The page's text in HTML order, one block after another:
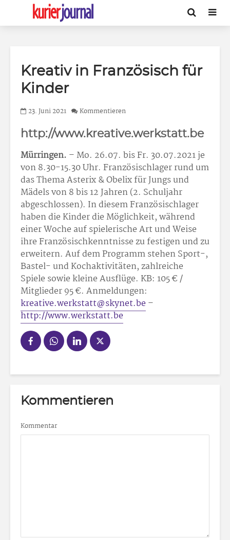
Kreativ in Französisch für
Kinder
23. Juni 2021 Kommentieren
http://www.kreative.werkstatt.be
Mürringen. – Mo. 26.07. bis Fr. 30.07.2021 je
von 8.30-15.30 Uhr. Französischlager rund um
das Thema Asterix & Obelix für Jungs und
Mädels von 8 bis 12 Jahren (2. Schuljahr
abgeschlossen). In diesem Französischlager
haben die Kinder die Möglichkeit, während
einer Woche auf spielerische Art und Weise
ihre Französischkenntnisse zu festigen und zu
erweitern. Auf dem Programm stehen Sport-,
Bastel- und Kochaktivitäten, zahlreiche
Spiele sowie kleine Ausflüge. KB: 105 € /
Mitglieder 95 €. Anmeldungen:
kreative.werkstatt@skynet.be–
http://www.werkstatt.be
Kommentieren
Kommentar